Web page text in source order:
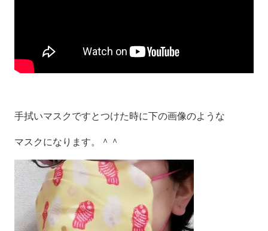
手拭いマスクですとつけた時に下の画像のような
マスクになります。＾＾